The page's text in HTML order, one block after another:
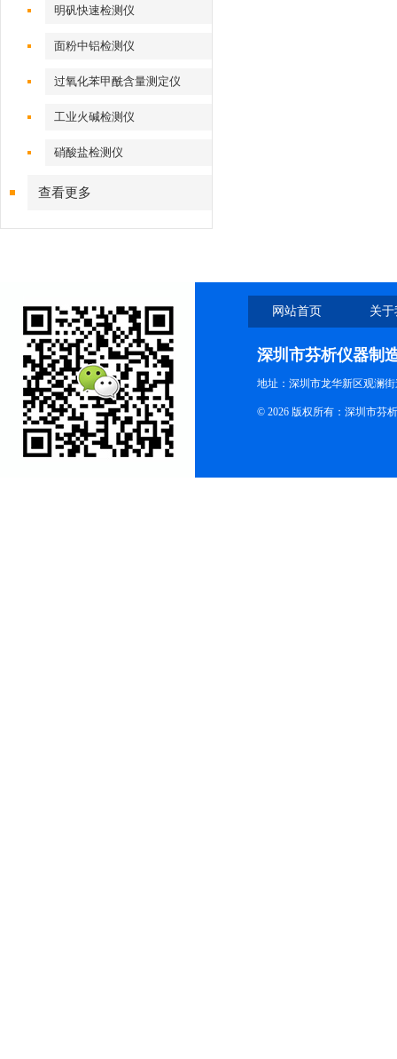
明矾快速检测仪
面粉中铝检测仪
过氧化苯甲酰含量测定仪
工业火碱检测仪
硝酸盐检测仪
查看更多
网站首页 关
深圳市芬析仪器制
地址：深圳市龙华新区观澜
© 2026 版权所有：深圳市芬